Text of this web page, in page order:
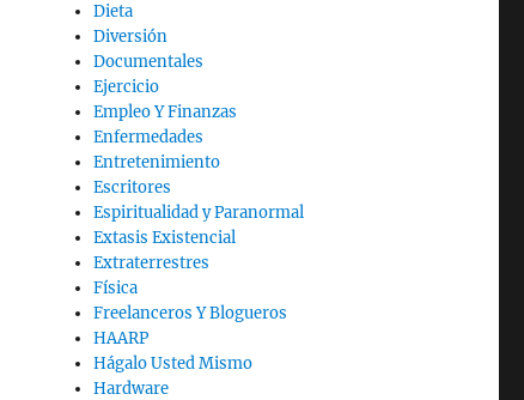
Dieta
Diversión
Documentales
Ejercicio
Empleo Y Finanzas
Enfermedades
Entretenimiento
Escritores
Espiritualidad y Paranormal
Extasis Existencial
Extraterrestres
Física
Freelanceros Y Blogueros
HAARP
Hágalo Usted Mismo
Hardware